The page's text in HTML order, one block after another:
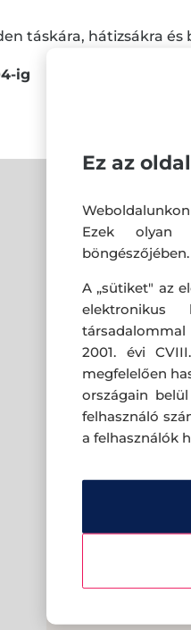
táskára, hátizsákra
ig
Ez az
Ezek olyan
A „sütiket" az
elektronikus
2001. évi
megfelelően
országain
felhasználó
a felhasználók